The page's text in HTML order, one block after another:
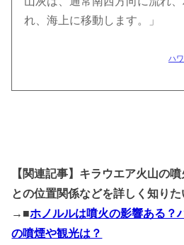
れ、海上に移動します。」
ハ
【関連記事】キラウエア火山の
との位置関係などを詳しく知り
→■ホノルルは噴火の影響ある？
の噴煙や観光は？